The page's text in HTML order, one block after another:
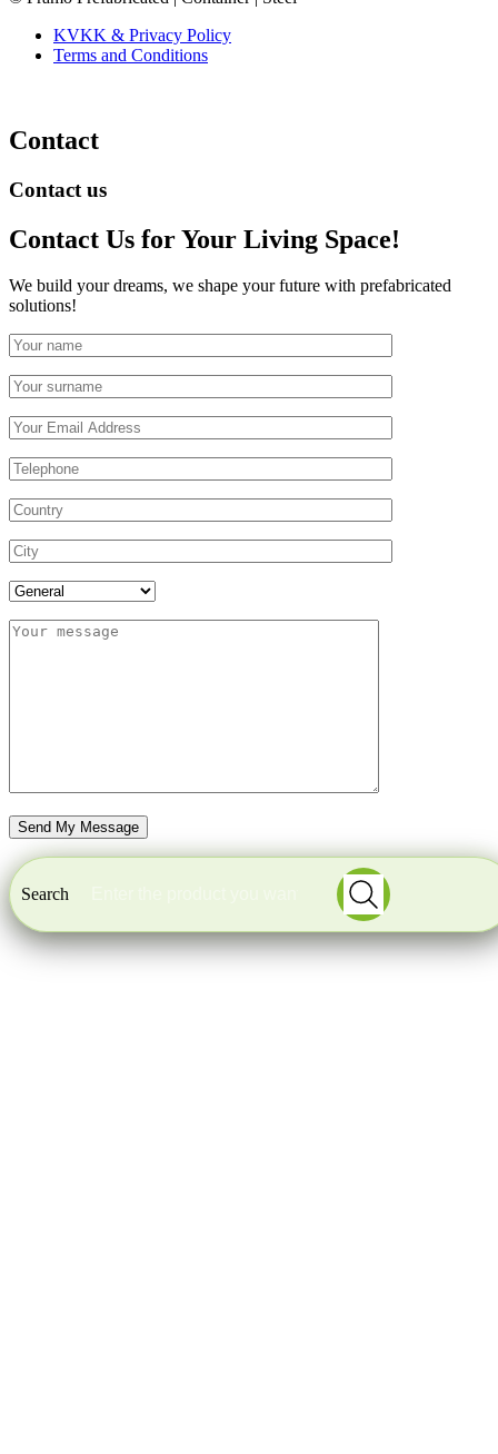
KVKK & Privacy Policy
Terms and Conditions
Contact
Contact us
Contact Us for Your Living Space!
We build your dreams, we shape your future with prefabricated
solutions!
Search